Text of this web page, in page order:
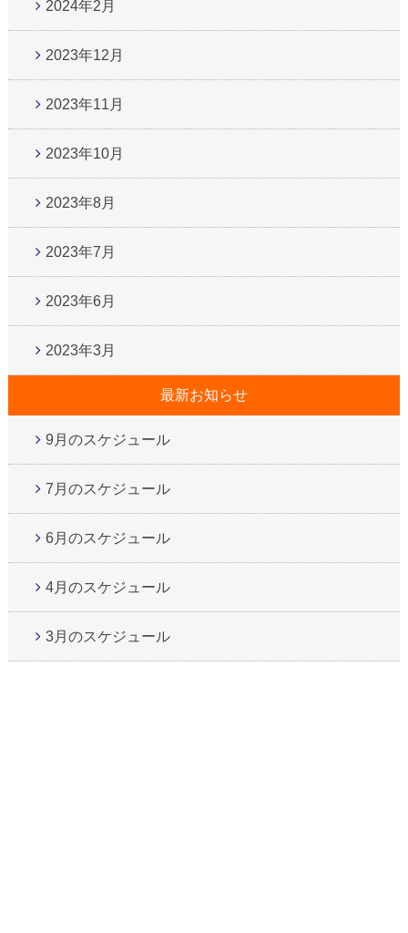
2024年2月
2023年12月
2023年11月
2023年10月
2023年8月
2023年7月
2023年6月
2023年3月
最新お知らせ
9月のスケジュール
7月のスケジュール
6月のスケジュール
4月のスケジュール
3月のスケジュール